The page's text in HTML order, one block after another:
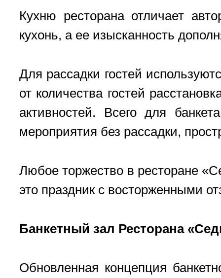
Кухню ресторана отличает
кухонь, а ее изысканность
Для рассадки гостей
от количества гостей
активностей. Всего для
мероприятия без рассадки,
Любое торжество в ресторане
это праздник с восторженными
Банкетный зал Ресторана
Обновленная концепция